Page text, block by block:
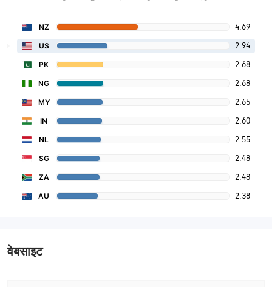
NZ 4.69
US 2.94
PK 2.68
NG 2.68
MY 2.65
IN 2.60
NL 2.55
SG 2.48
ZA 2.48
AU 2.38
वेबसाइट